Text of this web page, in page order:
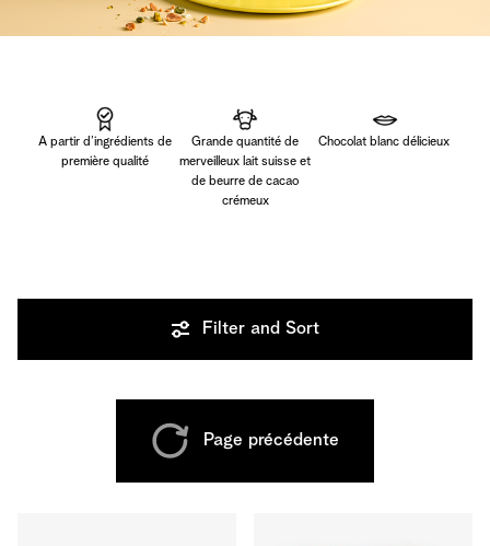
A partir d’ingrédients de
première qualité
Grande quantité de
merveilleux lait suisse et
de beurre de cacao
crémeux
Chocolat blanc délicieux
Filter and Sort
Page précédente